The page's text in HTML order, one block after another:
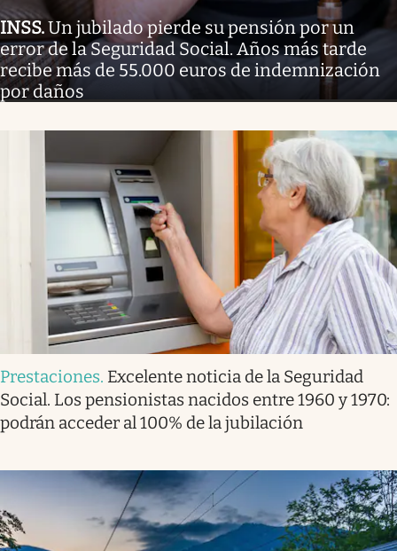
INSS.Un jubilado pierde su pensión por un
error de la Seguridad Social. Años más tarde
recibe más de 55.000 euros de indemnización
por daños
Prestaciones. Excelente noticia de la Seguridad
Social. Los pensionistas nacidos entre 1960 y 1970:
podrán acceder al 100% de la jubilación